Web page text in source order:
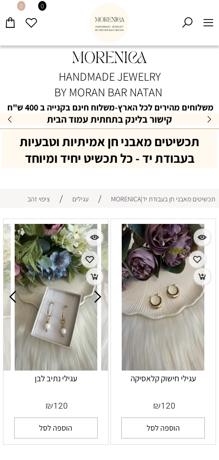
HANDMADE JEWELRY
משלוחים מהירים לכל הארץ-משלוח חינם בקנייה ב 400 ש"ח
15% הנחה למצטרפות למועדון הלקוחות
תכשיטים מאבני חן אמיתיות וטבעיות
בעבודת יד - כל תכשיט יחיד ומיוחד
0 0
תכשיטים מאבני חן בעבודת יד|MORENICA / עגילים / ציפוי זהב
עגילי חישוק קלאסיקה
₪120
הוספה לסל
עגילי נתיב לבן
₪120
הוספה לסל